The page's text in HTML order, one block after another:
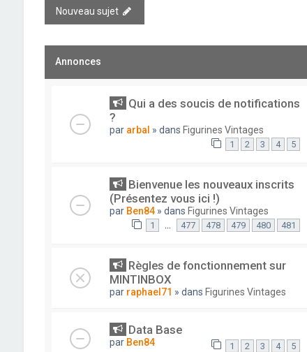
Nouveau sujet
Annonces
Qui a des soucis de notifications
?
par arbal » dans Figurines Vintages
1 2 3 4 5
Bienvenue les nouveaux inscrits
(Présentez vous ici !)
par Ben84 » dans Figurines Vintages
1 … 477 478 479 480 481
Règles de fonctionnement sur
MINTINBOX
par raphael71 » dans Figurines Vintages
Data Base
par Ben84 1 2 3 4 5